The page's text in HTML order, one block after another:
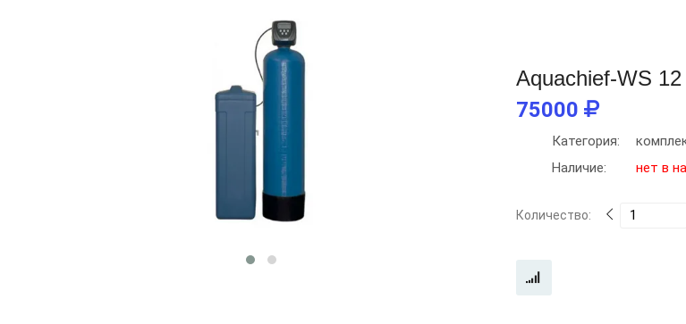
Aquachief-WS
75000
Категория:
Наличие:
нет в
Количество: